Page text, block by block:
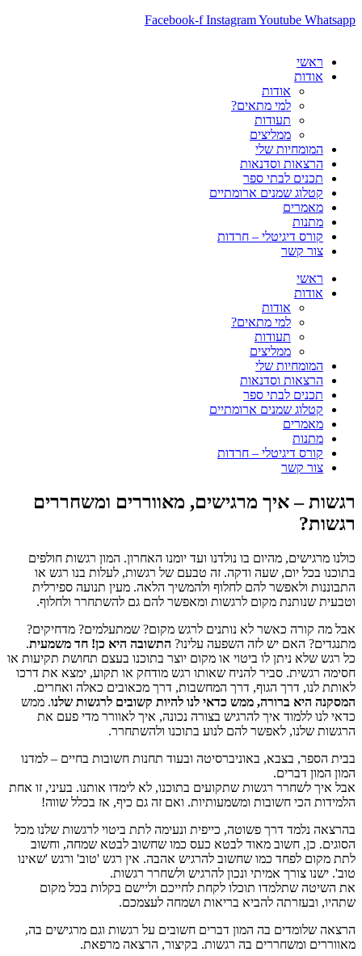
Facebook-f InstagramYoutube Whatsapp
ראשי
אודות
אודות
למי מתאים?
תעודות
ממליצים
המומחיות שלי
הרצאות וסדנאות
תכנים לבתי ספר
קטלוג שמנים ארומתיים
מאמרים
מתנות
קורס דיגיטלי – חרדות
צור קשר
ראשי
אודות
אודות
למי מתאים?
תעודות
ממליצים
המומחיות שלי
הרצאות וסדנאות
תכנים לבתי ספר
קטלוג שמנים ארומתיים
מאמרים
מתנות
קורס דיגיטלי – חרדות
צור קשר
רגשות – איך מרגישים, מאווררים ומשחררים
רגשות?
כולנו מרגישים, מהיום בו נולדנו ועד יומנו האחרון. המון רגשות חולפים
בתוכנו בכל יום, שעה ודקה. זה טבעם של רגשות, לעלות בנו רגש או
התבוננות ולאפשר להם לחלוף ולהמשיך הלאה. מעין תנועה ספירלית
וטבעית שנותנת מקום לרגשות ומאפשר להם גם להשתחרר ולחלוף.
אבל מה קורה כאשר לא נותנים לרגש מקום? שמתעלמים? מדחיקים?
מתנגדים? האם יש לזה השפעה עלינו? התשובה היא כן! חד משמעית.
כל רגש שלא ניתן לו ביטוי או מקום יוצר בתוכנו בעצם תחושת תקיעות או
חסימה רגשית. סביר להניח שאותו רגש מודחק או תקוע, ימצא את דרכו
לאותת לנו, דרך הגוף, דרך המחשבות, דרך מכאובים כאלה ואחרים.
המסקנה היא ברורה, ממש כדאי לנו להיות קשובים לרגשות שלנו. ממש
כדאי לנו ללמוד איך להרגיש בצורה נכונה, איך לאוורר מדי פעם את
הרגשות שלנו, לאפשר להם לנוע בתוכנו ולהשתחרר.
בבית הספר, בצבא, באוניברסיטה ובעוד תחנות חשובות בחיים – למדנו
המון המון דברים.
אבל איך לשחרר רגשות שתקועים בתוכנו, לא לימדו אותנו. בעיני, זו אחת
הלמידות הכי חשובות ומשמעותיות. ואם זה גם כיף, אז בכלל שווה!
בהרצאה נלמד דרך פשוטה, כייפית ונעימה לתת ביטוי לרגשות שלנו מכל
הסוגים. כן, חשוב מאוד לבטא כעס כמו שחשוב לבטא שמחה, וחשוב
לתת מקום לפחד כמו שחשוב להרגיש אהבה. אין רגש 'טוב' ורגש 'שאינו
טוב'. ישנו צורך אמיתי ונכון להרגיש ולשחרר רגשות.
את השיטה שתלמדו תוכלו לקחת לחייכם וליישם בקלות בכל מקום
שתהיו, ובעזרתה להביא בריאות ושמחה לעצמכם.
הרצאה שלומדים בה המון דברים חשובים על רגשות וגם מרגישים בה,
מאווררים ומשחררים בה רגשות. בקיצור, הרצאה מרפאת.